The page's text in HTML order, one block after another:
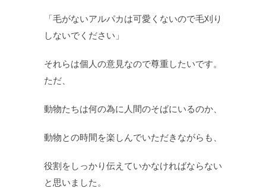
「毛がないアルパカは可愛くないので毛刈り
しないでください」
それらは個人の意見なので尊重したいです。
ただ、
動物たちは何の為に人間のそばにいるのか、
動物との時間を楽しんでいただきながらも、
役割をしっかり伝えていかなければならない
と思いました。